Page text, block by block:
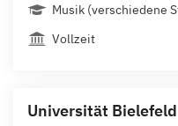
Musik (verschiedene
Vollzeit
Universität Bielefeld